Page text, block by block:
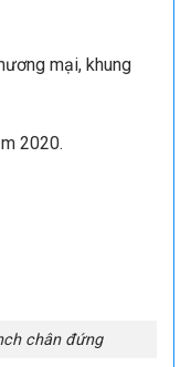
mại, khung
2020.